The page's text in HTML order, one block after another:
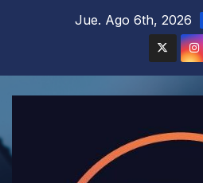
Jue. Ago 6th, 2026